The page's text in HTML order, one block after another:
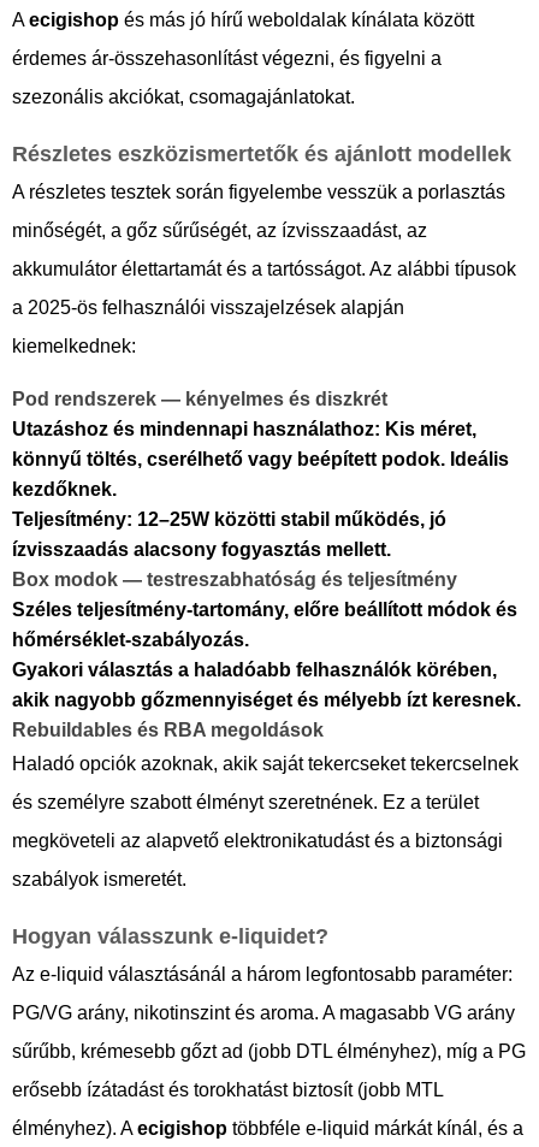
Aecigishop és más jó hírű weboldalak kínálata között
érdemes ár-összehasonlítást végezni, és figyelni a
szezonális akciókat, csomagajánlatokat.
Részletes eszközismertetők és ajánlott modellek
A részletes tesztek során figyelembe vesszük a porlasztás
minőségét, a gőz sűrűségét, az ízvisszaadást, az
akkumulátor élettartamát és a tartósságot. Az alábbi típusok
a 2025-ös felhasználói visszajelzések alapján
kiemelkednek:
Pod rendszerek — kényelmes és diszkrét
Utazáshoz és mindennapi használathoz: Kis méret,
könnyű töltés, cserélhető vagy beépített podok. Ideális
kezdőknek.
Teljesítmény: 12–25W közötti stabil működés, jó
ízvisszaadás alacsony fogyasztás mellett.
Box modok — testreszabhatóság és teljesítmény
Széles teljesítmény-tartomány, előre beállított módok és
hőmérséklet-szabályozás.
Gyakori választás a haladóabb felhasználók körében,
akik nagyobb gőzmennyiséget és mélyebb ízt keresnek.
Rebuildables és RBA megoldások
Haladó opciók azoknak, akik saját tekercseket tekercselnek
és személyre szabott élményt szeretnének. Ez a terület
megköveteli az alapvető elektronikatudást és a biztonsági
szabályok ismeretét.
Hogyan válasszunk e-liquidet?
Az e-liquid választásánál a három legfontosabb paraméter:
PG/VG arány, nikotinszint és aroma. A magasabb VG arány
sűrűbb, krémesebb gőzt ad (jobb DTL élményhez), míg a PG
erősebb ízátadást és torokhatást biztosít (jobb MTL
élményhez). Aecigishop többféle e-liquid márkát kínál, és a